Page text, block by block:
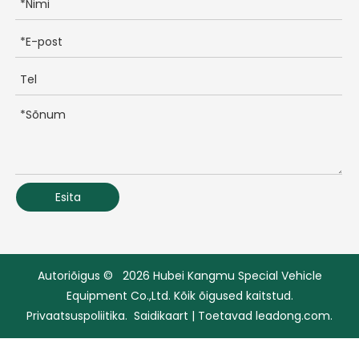
Esita
Autoriõigus © 2026 Hubei Kangmu Special Vehicle
Equipment Co.,Ltd. Kõik õigused kaitstud.
Privaatsuspoliitika. Saidikaart | Toetavad leadong.com.